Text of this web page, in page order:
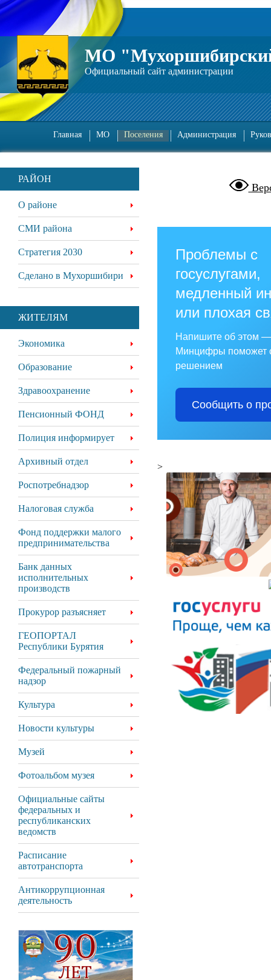
МО
Официальный сайт администрации
Главная МО Поселения Администрация
РАЙОН
О районе
СМИ района
Стратегия 2030
Сделано в Мухоршибири
ЖИТЕЛЯМ
Экономика
Образование
Здравоохранение
Пенсионный ФОНД
Полиция информирует
Архивный отдел
Роспотребнадзор
Налоговая служба
Фонд поддержки малого
предпринимательства
Банк данных
исполнительных
производств
Прокурор разъясняет
ГЕОПОРТАЛ
Республики Бурятия
Федеральный пожарный
надзор
Культура
Новости культуры
Музей
Фотоальбом музея
Официальные сайты
федеральных и
республиканских
ведомств
Расписание
автотранспорта
Антикоррупционная
деятельность
Проблемы с
госуслугами,
медленный
или плохая
Напишите об этом —
Минцифры поможет
решением
Сообщить о
>